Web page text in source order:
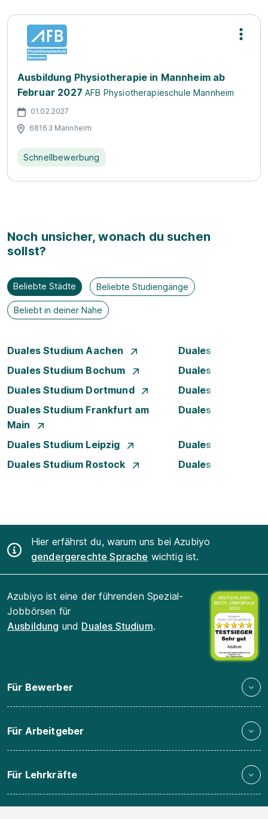
Ausbildung Physiotherapie in Mannheim ab
Februar 2027 AFB Physiotherapieschule Mannheim
01.02.2027
68163 Mannheim
Schnellbewerbung
Noch unsicher, wonach du suchen
sollst?
Beliebte Städte Beliebte Studiengänge
Beliebt in deiner Nähe
Duales Studium Aachen
Duales Studium
Duales Studium Bochum
Duales Studium
Duales Studium Dortmund
Duales Studium
Duales Studium Frankfurt am
Main
Duales Studium
Duales Studium Leipzig
Duales Studium
Duales Studium Rostock
Duales Studium
Hier erfährst du, warum uns bei Azubiyo
gendergerechte Sprache wichtig ist.
Azubiyo ist eine der führenden Spezial-
Jobbörsen für
Ausbildung und Duales Studium.
Für Bewerber
Für Arbeitgeber
Für Lehrkräfte